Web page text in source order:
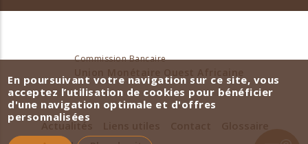
Commission Bancaire
En poursuivant votre navigation sur ce site, vous
acceptez l’utilisation de cookies pour bénéficier
d'une navigation optimale et d'offres
personnalisées